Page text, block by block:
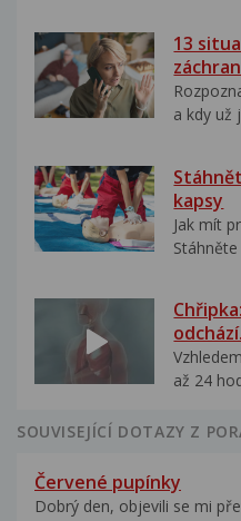
13
a kdy už
kapsy
Jak mít
odchází.
až 24
SOUVISEJÍCÍ DOTAZY Z
Červené pupínky
Dobrý den, objevili se mi